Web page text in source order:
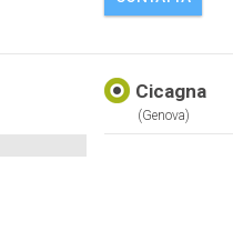
Cicagna
(genova)